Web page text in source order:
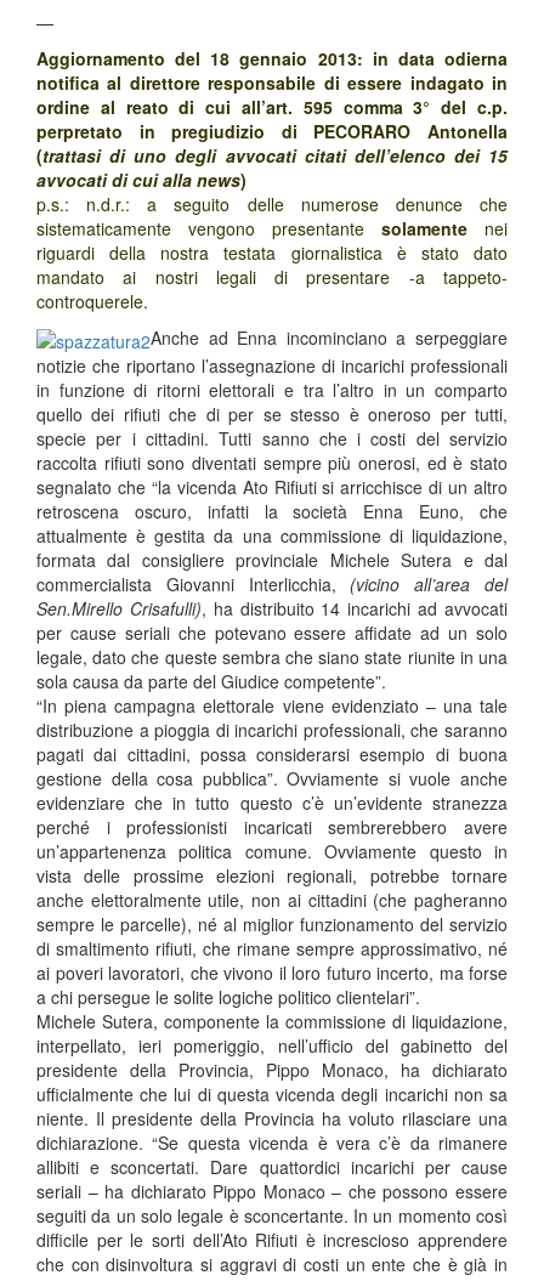
—
Aggiornamento del 18 gennaio 2013: in data odierna
notifica al direttore responsabile di essere indagato in
ordine al reato di cui all’art. 595 comma 3° del c.p.
perpretato in pregiudizio di PECORARO Antonella
(trattasi di uno degli avvocati citati dell’elenco dei 15
avvocati di cui alla news)
p.s.: n.d.r.: a seguito delle numerose denunce che
sistematicamente vengono presentante solamente nei
riguardi della nostra testata giornalistica è stato dato
mandato ai nostri legali di presentare -a tappeto-
controquerele.
Anche ad Enna incominciano a serpeggiare
notizie che riportano l’assegnazione di incarichi professionali
in funzione di ritorni elettorali e tra l’altro in un comparto
quello dei rifiuti che di per se stesso è oneroso per tutti,
specie per i cittadini. Tutti sanno che i costi del servizio
raccolta rifiuti sono diventati sempre più onerosi, ed è stato
segnalato che “la vicenda Ato Rifiuti si arricchisce di un altro
retroscena oscuro, infatti la società Enna Euno, che
attualmente è gestita da una commissione di liquidazione,
formata dal consigliere provinciale Michele Sutera e dal
commercialista Giovanni Interlicchia, (vicino all’area del
Sen.Mirello Crisafulli), ha distribuito 14 incarichi ad avvocati
per cause seriali che potevano essere affidate ad un solo
legale, dato che queste sembra che siano state riunite in una
sola causa da parte del Giudice competente”.
“In piena campagna elettorale viene evidenziato – una tale
distribuzione a pioggia di incarichi professionali, che saranno
pagati dai cittadini, possa considerarsi esempio di buona
gestione della cosa pubblica”. Ovviamente si vuole anche
evidenziare che in tutto questo c’è un’evidente stranezza
perché i professionisti incaricati sembrerebbero avere
un’appartenenza politica comune. Ovviamente questo in
vista delle prossime elezioni regionali, potrebbe tornare
anche elettoralmente utile, non ai cittadini (che pagheranno
sempre le parcelle), né al miglior funzionamento del servizio
di smaltimento rifiuti, che rimane sempre approssimativo, né
ai poveri lavoratori, che vivono il loro futuro incerto, ma forse
a chi persegue le solite logiche politico clientelari”.
Michele Sutera, componente la commissione di liquidazione,
interpellato, ieri pomeriggio, nell’ufficio del gabinetto del
presidente della Provincia, Pippo Monaco, ha dichiarato
ufficialmente che lui di questa vicenda degli incarichi non sa
niente. Il presidente della Provincia ha voluto rilasciare una
dichiarazione. “Se questa vicenda è vera c’è da rimanere
allibiti e sconcertati. Dare quattordici incarichi per cause
seriali – ha dichiarato Pippo Monaco – che possono essere
seguiti da un solo legale è sconcertante. In un momento così
difficile per le sorti dell’Ato Rifiuti è increscioso apprendere
che con disinvoltura si aggravi di costi un ente che è già in